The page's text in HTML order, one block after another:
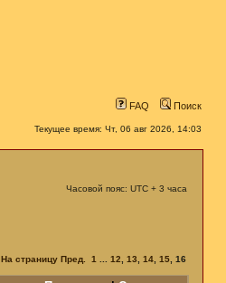
FAQ Поиск
Текущее время: Чт, 06 авг 2026, 14:03
Часовой пояс: UTC + 3 часа
На страницу Пред. 1 12 13 14 15 16